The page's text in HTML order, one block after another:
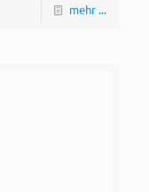
mehr ...